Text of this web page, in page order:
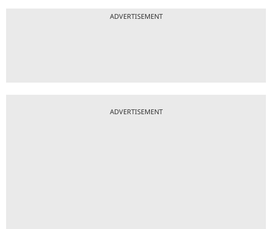
ADVERTISEMENT
ADVERTISEMENT